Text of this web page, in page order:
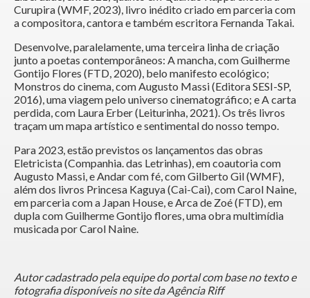
Curupira (WMF, 2023), livro inédito criado em parceria com
a compositora, cantora e também escritora Fernanda Takai.
Desenvolve, paralelamente, uma terceira linha de criação
junto a poetas contemporâneos: A mancha, com Guilherme
Gontijo Flores (FTD, 2020), belo manifesto ecológico;
Monstros do cinema, com Augusto Massi (Editora SESI-SP,
2016), uma viagem pelo universo cinematográfico; e A carta
perdida, com Laura Erber (Leiturinha, 2021). Os três livros
traçam um mapa artístico e sentimental do nosso tempo.
Para 2023, estão previstos os lançamentos das obras
Eletricista (Companhia. das Letrinhas), em coautoria com
Augusto Massi, e Andar com fé, com Gilberto Gil (WMF),
além dos livros Princesa Kaguya (Cai-Cai), com Carol Naine,
em parceria com a Japan House, e Arca de Zoé (FTD), em
dupla com Guilherme Gontijo flores, uma obra multimídia
musicada por Carol Naine.
Autor cadastrado pela equipe do portal com base no texto e
fotografia disponíveis no site da Agência Riff